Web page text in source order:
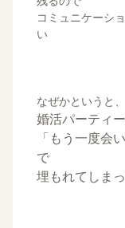
コミュニケーシ
い
なぜかというと、
婚活パーティ
「もう一度会
で
埋もれてしま